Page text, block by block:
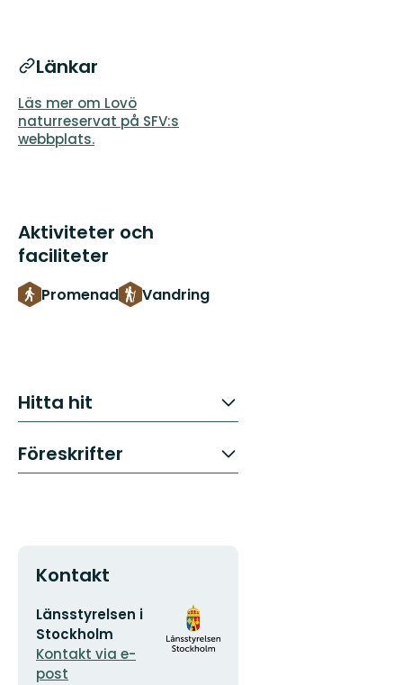
Länkar
Läs mer om Lovö
naturreservat på SFV:s
webbplats.
Aktiviteter och
faciliteter
Promenad Vandring
Hitta hit
Föreskrifter
Kontakt
E-
postadress
Länsstyrelsen i
Stockholm
Kontakt via e-
post
Organisationens
logotyp